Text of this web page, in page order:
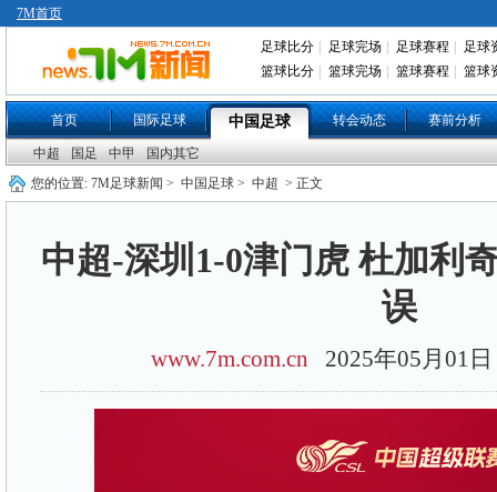
7M首页
足球比分 足球完场 足球赛程
足球
篮球比分
篮球完场 篮球赛程 篮球
首页 国际足球 中国足球 转会动态 赛前分析
中超 国足 中甲
国内其它
您的位置: 7M足球新闻 > 中国足球 > 中超 > 正文
中超-深圳1-0津门虎 杜加利
误
www.7m.com.cn 2025年05月01